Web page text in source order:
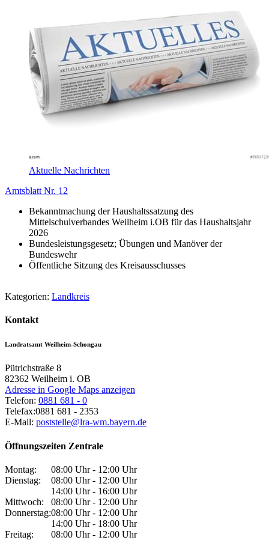
Aktuelle Nachrichten
Amtsblatt Nr. 12
Bekanntmachung der Haushaltssatzung des
Mittelschulverbandes Weilheim i.OB für das Haushaltsjahr
2026
Bundesleistungsgesetz; Übungen und Manöver der
Bundeswehr
Öffentliche Sitzung des Kreisausschusses
Kategorien: Landkreis
Kontakt
Landratsamt Weilheim-Schongau
Pütrichstraße 8
82362 Weilheim i. OB
Adresse in Google Maps anzeigen
Telefon: 0881 681 - 0
Telefax:0881 681 - 2353
E-Mail: poststelle@lra-wm.bayern.de
Öffnungszeiten Zentrale
Montag:
08:00 Uhr - 12:00 Uhr
Dienstag:
08:00 Uhr - 12:00 Uhr
14:00 Uhr - 16:00 Uhr
Mittwoch:
08:00 Uhr - 12:00 Uhr
Donnerstag:08:00 Uhr - 12:00 Uhr
14:00 Uhr - 18:00 Uhr
Freitag:
08:00 Uhr - 12:00 Uhr